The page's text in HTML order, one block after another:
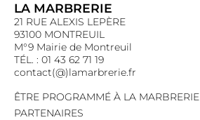
LA MARBRERIE
21 RUE ALEXIS LEPÈRE
93100 MONTREUIL
M°9 Mairie de Montreuil
TÉL. : 01 43 62 71 19
contact(@)lamarbrerie.fr
ÊTRE PROGRAMMÉ À LA MARBRERIE
PARTENAIRES